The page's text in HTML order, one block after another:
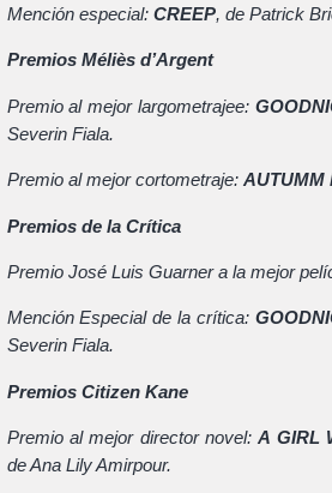
Mención especial: CREEP, de Patrick
Premios Méliès d’Argent
Premio al mejor largometrajee:
Severin Fiala.
Premio al mejor cortometraje: AUTUMM
Premios de la Crítica
Premio José Luis Guarner a la mejor
Mención Especial de la crítica:
Severin Fiala.
Premios Citizen Kane
Premio al mejor director novel:A GIRL
de Ana Lily Amirpour.